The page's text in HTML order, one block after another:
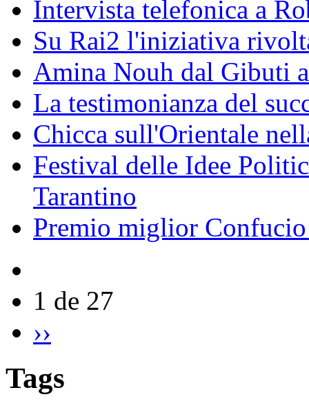
Intervista telefonica a
Su Rai2 l'iniziativa
Amina Nouh dal Gibuti
La testimonianza del
Chicca sull'Orientale
Festival delle Idee
Tarantino
Premio miglior
1 de 27
››
Tags